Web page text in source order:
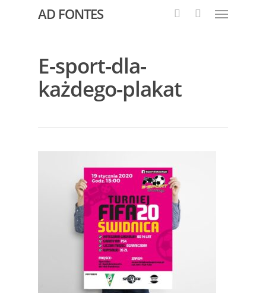
AD FONTES
E-sport-dla-
każdego-plakat